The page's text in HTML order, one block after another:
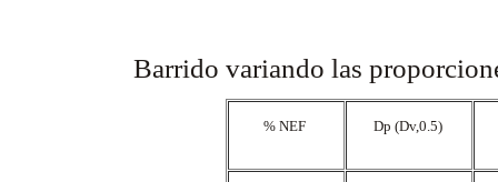
Barrido variando las
% NEF Dp (Dv,0.5)